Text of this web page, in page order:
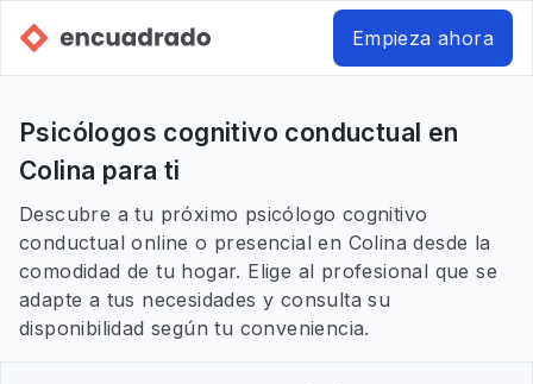
Empieza ahora
Psicólogos cognitivo conductual en
Colina para ti
Descubre a tu próximo psicólogo cognitivo
conductual online o presencial en Colina desde la
comodidad de tu hogar. Elige al profesional que se
adapte a tus necesidades y consulta su
disponibilidad según tu conveniencia.